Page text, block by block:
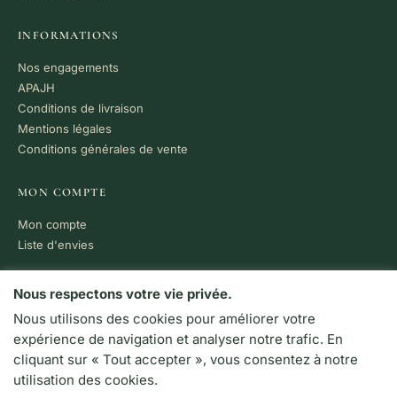
INFORMATIONS
Nos engagements
APAJH
Conditions de livraison
Mentions légales
Conditions générales de vente
MON COMPTE
Mon compte
Liste d'envies
PAIEMENT 100% SÉCURISÉ
VISA MC CB
LIVRAISON RAPIDE
Colissimo · Chronopost
Nous respectons votre vie privée.
Nous utilisons des cookies pour améliorer votre
expérience de navigation et analyser notre trafic. En
cliquant sur « Tout accepter », vous consentez à notre
utilisation des cookies.